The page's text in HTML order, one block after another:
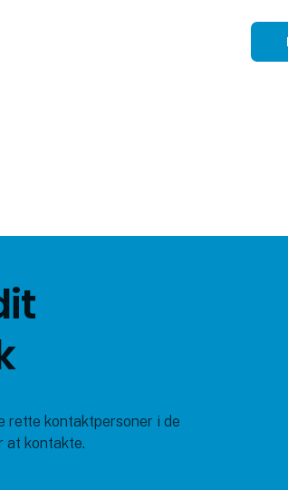
rette kontaktpersoner i de
at kontakte.